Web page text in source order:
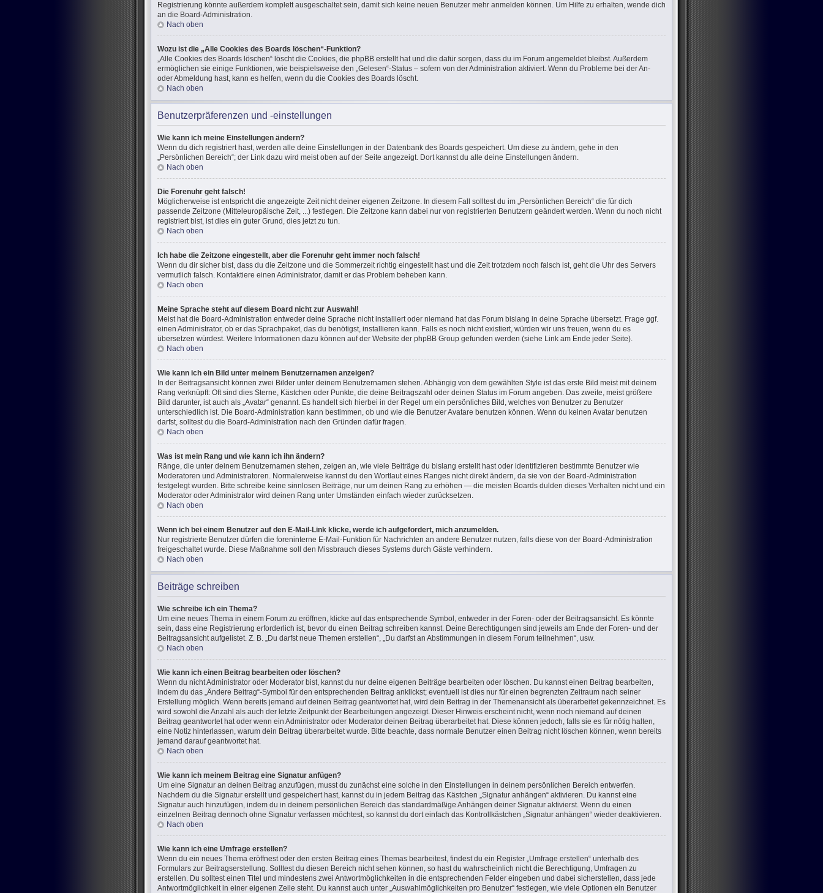
Registrierung könnte außerdem komplett ausgeschaltet sein, damit sich keine neuen Benutzer mehr anmelden können. Um Hilfe zu erhalten, wende dich
an die Board-Administration.
Nach oben
Wozu ist die „Alle Cookies des Boards löschen“-Funktion?
„Alle Cookies des Boards löschen“ löscht die Cookies, die phpBB erstellt hat und die dafür sorgen, dass du im Forum angemeldet bleibst. Außerdem
ermöglichen sie einige Funktionen, wie beispielsweise den „Gelesen“-Status – sofern von der Administration aktiviert. Wenn du Probleme bei der An-
oder Abmeldung hast, kann es helfen, wenn du die Cookies des Boards löscht.
Nach oben
Benutzerpräferenzen und -einstellungen
Wie kann ich meine Einstellungen ändern?
Wenn du dich registriert hast, werden alle deine Einstellungen in der Datenbank des Boards gespeichert. Um diese zu ändern, gehe in den
„Persönlichen Bereich“; der Link dazu wird meist oben auf der Seite angezeigt. Dort kannst du alle deine Einstellungen ändern.
Nach oben
Die Forenuhr geht falsch!
Möglicherweise ist entspricht die angezeigte Zeit nicht deiner eigenen Zeitzone. In diesem Fall solltest du im „Persönlichen Bereich“ die für dich
passende Zeitzone (Mitteleuropäische Zeit, ...) festlegen. Die Zeitzone kann dabei nur von registrierten Benutzern geändert werden. Wenn du noch nicht
registriert bist, ist dies ein guter Grund, dies jetzt zu tun.
Nach oben
Ich habe die Zeitzone eingestellt, aber die Forenuhr geht immer noch falsch!
Wenn du dir sicher bist, dass du die Zeitzone und die Sommerzeit richtig eingestellt hast und die Zeit trotzdem noch falsch ist, geht die Uhr des Servers
vermutlich falsch. Kontaktiere einen Administrator, damit er das Problem beheben kann.
Nach oben
Meine Sprache steht auf diesem Board nicht zur Auswahl!
Meist hat die Board-Administration entweder deine Sprache nicht installiert oder niemand hat das Forum bislang in deine Sprache übersetzt. Frage ggf.
einen Administrator, ob er das Sprachpaket, das du benötigst, installieren kann. Falls es noch nicht existiert, würden wir uns freuen, wenn du es
übersetzen würdest. Weitere Informationen dazu können auf der Website der phpBB Group gefunden werden (siehe Link am Ende jeder Seite).
Nach oben
Wie kann ich ein Bild unter meinem Benutzernamen anzeigen?
In der Beitragsansicht können zwei Bilder unter deinem Benutzernamen stehen. Abhängig von dem gewählten Style ist das erste Bild meist mit deinem
Rang verknüpft: Oft sind dies Sterne, Kästchen oder Punkte, die deine Beitragszahl oder deinen Status im Forum angeben. Das zweite, meist größere
Bild darunter, ist auch als „Avatar“ genannt. Es handelt sich hierbei in der Regel um ein persönliches Bild, welches von Benutzer zu Benutzer
unterschiedlich ist. Die Board-Administration kann bestimmen, ob und wie die Benutzer Avatare benutzen können. Wenn du keinen Avatar benutzen
darfst, solltest du die Board-Administration nach den Gründen dafür fragen.
Nach oben
Was ist mein Rang und wie kann ich ihn ändern?
Ränge, die unter deinem Benutzernamen stehen, zeigen an, wie viele Beiträge du bislang erstellt hast oder identifizieren bestimmte Benutzer wie
Moderatoren und Administratoren. Normalerweise kannst du den Wortlaut eines Ranges nicht direkt ändern, da sie von der Board-Administration
festgelegt wurden. Bitte schreibe keine sinnlosen Beiträge, nur um deinen Rang zu erhöhen — die meisten Boards dulden dieses Verhalten nicht und ein
Moderator oder Administrator wird deinen Rang unter Umständen einfach wieder zurücksetzen.
Nach oben
Wenn ich bei einem Benutzer auf den E-Mail-Link klicke, werde ich aufgefordert, mich anzumelden.
Nur registrierte Benutzer dürfen die foreninterne E-Mail-Funktion für Nachrichten an andere Benutzer nutzen, falls diese von der Board-Administration
freigeschaltet wurde. Diese Maßnahme soll den Missbrauch dieses Systems durch Gäste verhindern.
Nach oben
Beiträge schreiben
Wie schreibe ich ein Thema?
Um eine neues Thema in einem Forum zu eröffnen, klicke auf das entsprechende Symbol, entweder in der Foren- oder der Beitragsansicht. Es könnte
sein, dass eine Registrierung erforderlich ist, bevor du einen Beitrag schreiben kannst. Deine Berechtigungen sind jeweils am Ende der Foren- und der
Beitragsansicht aufgelistet. Z. B. „Du darfst neue Themen erstellen“, „Du darfst an Abstimmungen in diesem Forum teilnehmen“, usw.
Nach oben
Wie kann ich einen Beitrag bearbeiten oder löschen?
Wenn du nicht Administrator oder Moderator bist, kannst du nur deine eigenen Beiträge bearbeiten oder löschen. Du kannst einen Beitrag bearbeiten,
indem du das „Ändere Beitrag“-Symbol für den entsprechenden Beitrag anklickst; eventuell ist dies nur für einen begrenzten Zeitraum nach seiner
Erstellung möglich. Wenn bereits jemand auf deinen Beitrag geantwortet hat, wird dein Beitrag in der Themenansicht als überarbeitet gekennzeichnet. Es
wird sowohl die Anzahl als auch der letzte Zeitpunkt der Bearbeitungen angezeigt. Dieser Hinweis erscheint nicht, wenn noch niemand auf deinen
Beitrag geantwortet hat oder wenn ein Administrator oder Moderator deinen Beitrag überarbeitet hat. Diese können jedoch, falls sie es für nötig halten,
eine Notiz hinterlassen, warum dein Beitrag überarbeitet wurde. Bitte beachte, dass normale Benutzer einen Beitrag nicht löschen können, wenn bereits
jemand darauf geantwortet hat.
Nach oben
Wie kann ich meinem Beitrag eine Signatur anfügen?
Um eine Signatur an deinen Beitrag anzufügen, musst du zunächst eine solche in den Einstellungen in deinem persönlichen Bereich entwerfen.
Nachdem du die Signatur erstellt und gespeichert hast, kannst du in jedem Beitrag das Kästchen „Signatur anhängen“ aktivieren. Du kannst eine
Signatur auch hinzufügen, indem du in deinem persönlichen Bereich das standardmäßige Anhängen deiner Signatur aktivierst. Wenn du einen
einzelnen Beitrag dennoch ohne Signatur verfassen möchtest, so kannst du dort einfach das Kontrollkästchen „Signatur anhängen“ wieder deaktivieren.
Nach oben
Wie kann ich eine Umfrage erstellen?
Wenn du ein neues Thema eröffnest oder den ersten Beitrag eines Themas bearbeitest, findest du ein Register „Umfrage erstellen“ unterhalb des
Formulars zur Beitragserstellung. Solltest du diesen Bereich nicht sehen können, so hast du wahrscheinlich nicht die Berechtigung, Umfragen zu
erstellen. Du solltest einen Titel und mindestens zwei Antwortmöglichkeiten in die entsprechenden Felder eingeben und dabei sicherstellen, dass jede
Antwortmöglichkeit in einer eigenen Zeile steht. Du kannst auch unter „Auswahlmöglichkeiten pro Benutzer“ festlegen, wie viele Optionen ein Benutzer